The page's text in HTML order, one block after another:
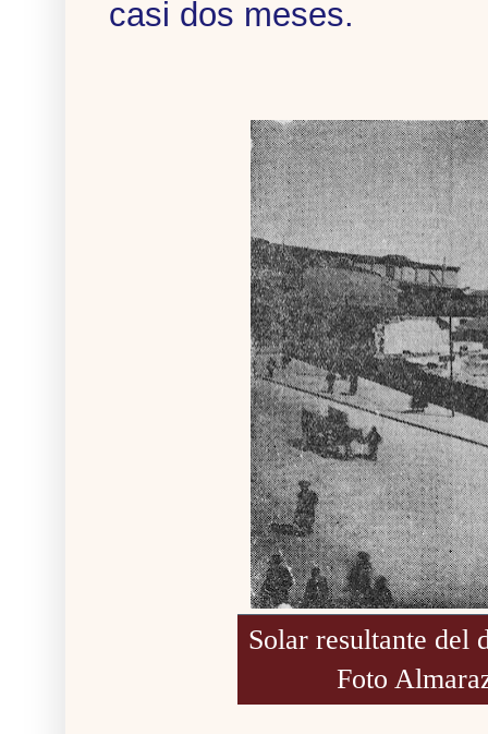
casi dos meses.
Solar resultante del
Foto